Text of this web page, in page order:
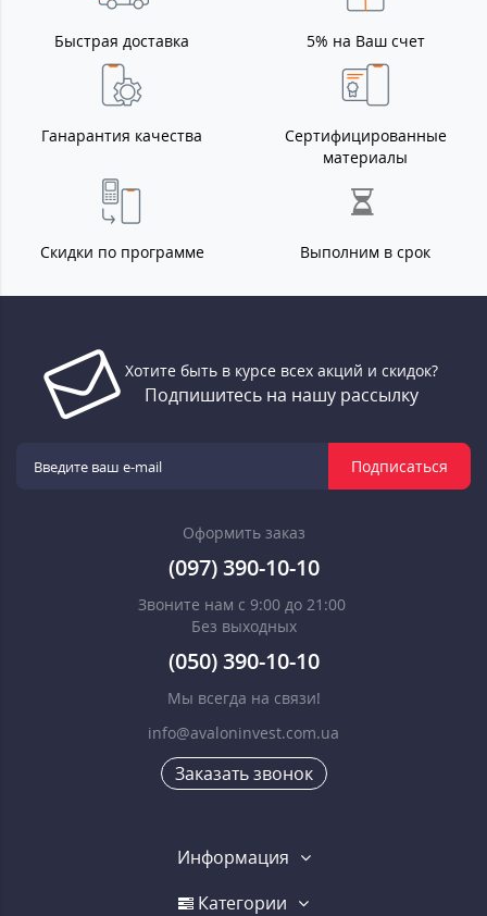
Быстрая доставка 5% на Ваш счет
Ганарантия качества
Сертифицированные
материалы
Скидки по программе Выполним в срок
Хотите быть в курсе всех акций и скидок?
Подпишитесь на нашу рассылку
Подписаться
Оформить заказ
(097) 390-10-10
Звоните нам с 9:00 до 21:00
Без выходных
(050) 390-10-10
Мы всегда на связи!
info@avaloninvest.com.ua
Заказать звонок
Информация
Категории